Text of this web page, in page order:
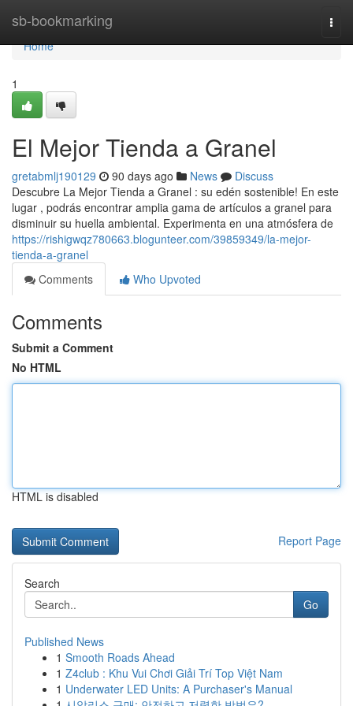
sb-bookmarking
Home
Home
1
El Mejor Tienda a Granel
gretabmlj190129 90 days ago News
Discuss
Descubre La Mejor Tienda a Granel : su edén sostenible! En este
lugar , podrás encontrar amplia gama de artículos a granel para
disminuir su huella ambiental. Experimenta en una atmósfera de
https://rishigwqz780663.blogunteer.com/39859349/la-mejor-
tienda-a-granel
Comments
Who Upvoted
Comments
Submit a Comment
No HTML
HTML is disabled
Report Page
Search
Go
Published News
1 Smooth Roads Ahead
1 Z4club : Khu Vui Chơi Giải Trí Top Việt Nam
1 Underwater LED Units: A Purchaser's Manual